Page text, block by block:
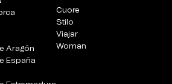
Aragón
España
Cuore
Stilo
Viajar
Woman